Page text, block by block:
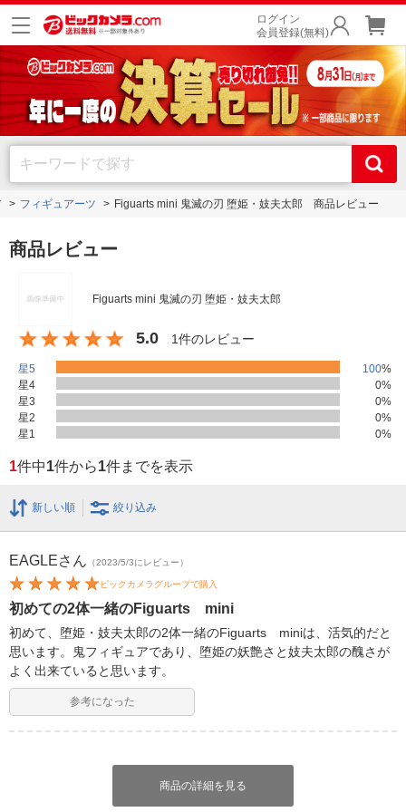
ログイン
会員登録(無料)
フィギュアーツ Figuarts mini 鬼滅の刃 堕姫・妓夫太郎 商品レビュー
商品レビュー
Figuarts mini 鬼滅の刃 堕姫・妓夫太郎
5.0 1件のレビュー
星5 100%
星4
0%
星3
0%
星2
0%
星1
0%
1件中1件から1件までを表示
新しい順 絞り込み
EAGLEさん （2023/5/3にレビュー）
ビックカメラグループで購入
初めての2体一緒のFiguarts mini
初めて、堕姫・妓夫太郎の2体一緒のFiguarts miniは、活気的だと
思います。鬼フィギュアであり、堕姫の妖艶さと妓夫太郎の醜さが
よく出来ていると思います。
参考になった
商品の詳細を見る